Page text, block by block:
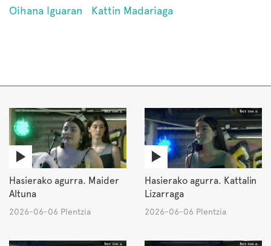
Oihana Iguaran Kattin Madariaga
Hasierako agurra. Maider
Altuna
2026-06-06 Plentzia
Hasierako agurra. Kattalin
Lizarraga
2026-06-06 Plentzia